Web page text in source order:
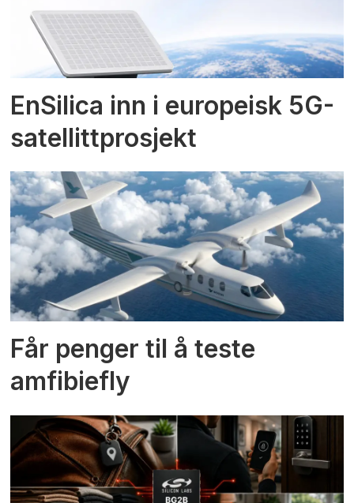
EnSilica inn i europeisk 5G-
satellittprosjekt
Får penger til å teste
amfibiefly